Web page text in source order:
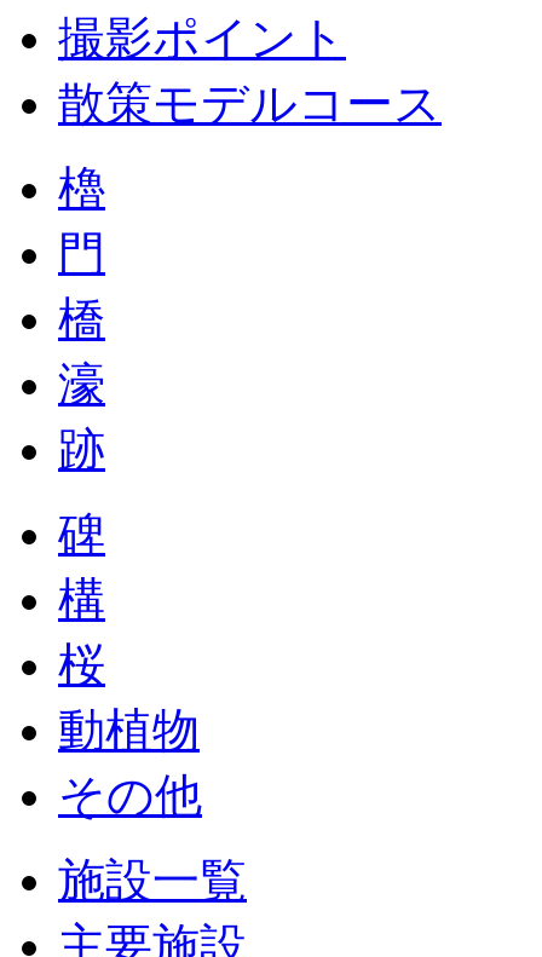
撮影ポイント
散策モデルコース
櫓
門
橋
濠
跡
碑
構
桜
動植物
その他
施設一覧
主要施設